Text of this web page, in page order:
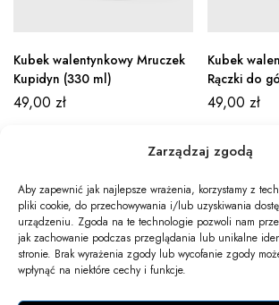
Zarządzaj zgodą
Aby zapewnić jak najlepsze wrażenia, korzystamy z
pliki cookie, do przechowywania i/lub uzyskiwania
urządzeniu. Zgoda na te technologie pozwoli nam
jak zachowanie podczas przeglądania lub unikalne
stronie. Brak wyrażenia zgody lub wycofanie zgody
wpłynąć na niektóre cechy i funkcje.
Kubek walentynkowy Mruczek
Kupidyn (330 ml)
49,00 zł
Kubek
Rączki do
49,00 zł
Newsletter
Informacje
Twoje konto